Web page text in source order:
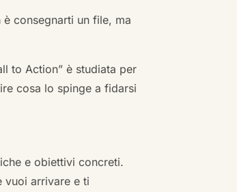
consegnarti un file, ma
to Action” è studiata per
cosa lo spinge a fidarsi
e obiettivi concreti.
vuoi arrivare e ti